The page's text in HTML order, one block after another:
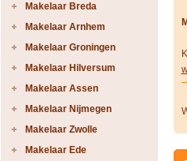
Makelaar Breda
Makelaar Arnhem
Makelaar Groningen
Makelaar Hilversum
Makelaar Assen
Makelaar Nijmegen
Makelaar Zwolle
Makelaar Ede